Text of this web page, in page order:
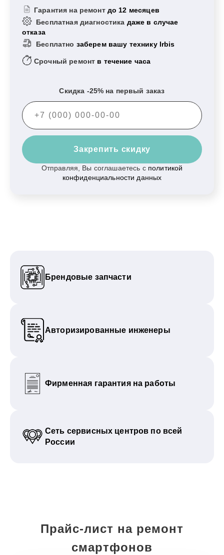
Гарантия на ремонт до 12 месяцев
Бесплатная диагностика даже в случае
отказа
Бесплатно заберем вашу технику Irbis
Срочный ремонт в течение часа
Скидка -25% на первый заказ
Закрепить скидку
Отправляя, Вы соглашаетесь с политикой
конфиденциальности данных
Брендовые запчасти
Авторизированные инженеры
Фирменная гарантия на работы
Сеть сервисных центров по всей
России
Прайс-лист на ремонт
смартфонов